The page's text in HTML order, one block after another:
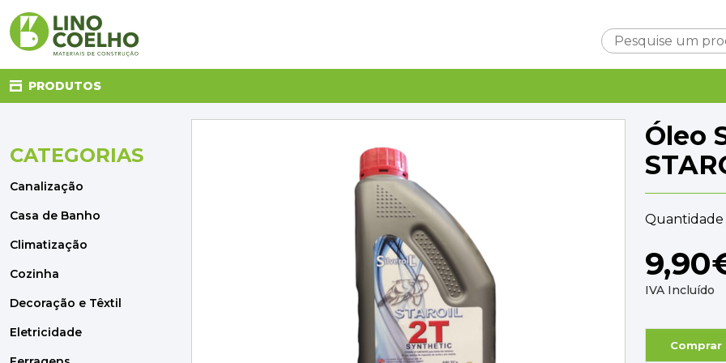
PRODUTOS
CANALIZAÇÃO
CLIMATIZAÇÃO
COZINHA
ELETRICIDADE
FERRAGENS
ILUMINAÇÃO
JARDIM
A
CATEGORIAS
Canalização
Casa de Banho
Climatização
Cozinha
Decoração e Têxtil
Eletricidade
Óleo
Quantidade
IVA Incluído
Comprar